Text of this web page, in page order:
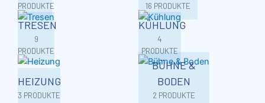
PRODUKTE
16 PRODUKTE
TRESEN
9
PRODUKTE
KÜHLUNG
4
PRODUKTE
HEIZUNG
3 PRODUKTE
BÜHNE &
BODEN
2 PRODUKTE